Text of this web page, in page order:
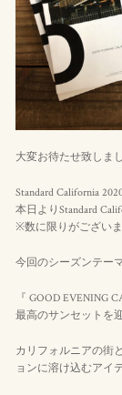
大変お待たせ致しまし
Standard California
本日よりStandard
※数に限りがござい
今回のシーズンテー
『 GOOD EVENING
最高のサンセットを
カリフォルニアの街
ョンに溶け込むアイ